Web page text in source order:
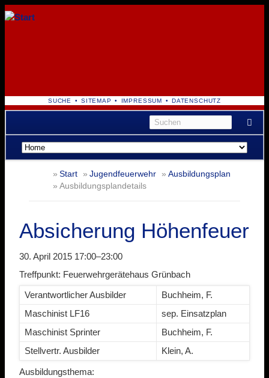
NAVIGATION
ÜBERSPRINGEN
SUCHE SITEMAP IMPRESSUM DATENSCHUTZ
Navigation
überspringen
Start Jugendfeuerwehr
Ausbildungsplan
Ausbildungsplandetails
Absicherung Höhenfeuer
30. April 2015 17:00–23:00
Treffpunkt: Feuerwehrgerätehaus Grünbach
Verantwortlicher Ausbilder
Buchheim, F.
Maschinist LF16
sep. Einsatzplan
Maschinist Sprinter
Buchheim, F.
Stellvertr. Ausbilder
Klein, A.
Ausbildungsthema: